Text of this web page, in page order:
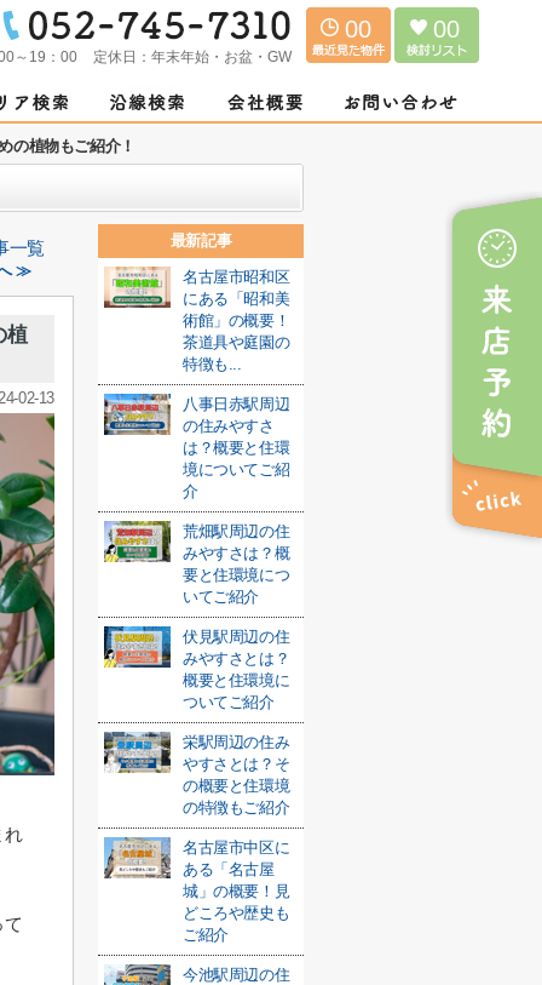
～19：00 定休日： 年末年始・お盆・GW
00 00
の植物もご紹介！
一覧
≫
植
02-13
れ
最新記事
名古屋市昭和区
にある「昭和美
術館」の概要！
茶道具や庭園の
特徴も...
八事日赤駅周辺
の住みやすさ
は？概要と住環
境についてご紹
介
荒畑駅周辺の住
みやすさは？概
要と住環境につ
いてご紹介
伏見駅周辺の住
みやすさとは？
概要と住環境に
ついてご紹介
栄駅周辺の住み
やすさとは？そ
の概要と住環境
の特徴もご紹介
名古屋市中区に
ある「名古屋
城」の概要！見
どころや歴史も
ご紹介
今池駅周辺の住